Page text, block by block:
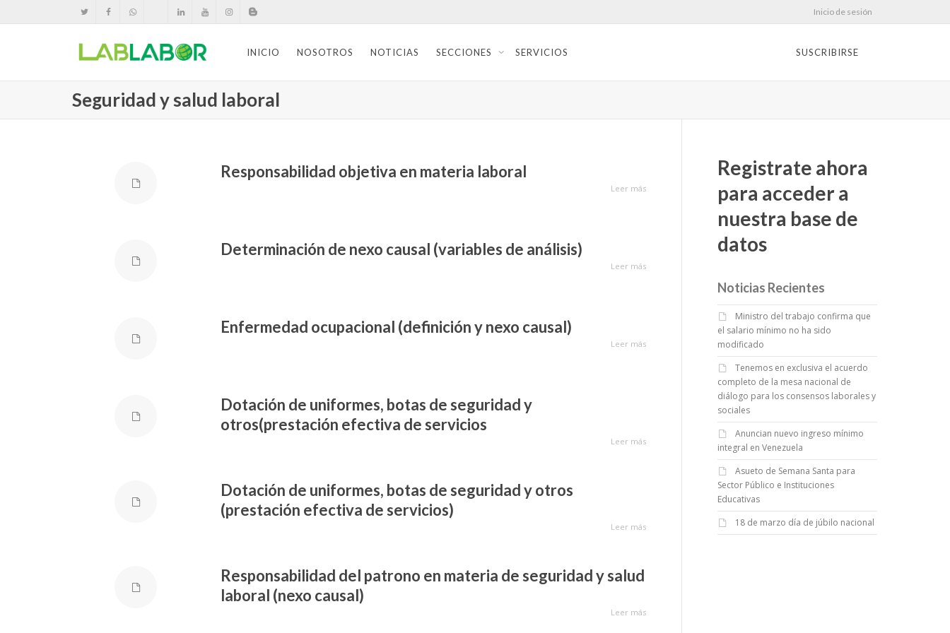
Inicio de sesión
INICIO NOSOTROS NOTICIAS SECCIONES SERVICIOS SUSCRIBIRSE
Seguridad y salud laboral
Responsabilidad objetiva en materia laboral
Leer más
Determinación de nexo causal (variables de análisis)
Leer más
Enfermedad ocupacional (definición y nexo causal)
Leer más
Dotación de uniformes, botas de seguridad y
otros(prestación efectiva de servicios
Leer más
Dotación de uniformes, botas de seguridad y otros
(prestación efectiva de servicios)
Leer más
Responsabilidad del patrono en materia de seguridad y salud
laboral (nexo causal)
Leer más
Registrate ahora
para acceder a
nuestra base de
datos
Noticias Recientes
Ministro del trabajo confirma que
el salario mínimo no ha sido
modificado
Tenemos en exclusiva el acuerdo
completo de la mesa nacional de
diálogo para los consensos laborales y
sociales
Anuncian nuevo ingreso mínimo
integral en Venezuela
Asueto de Semana Santa para
Sector Público e Instituciones
Educativas
18 de marzo día de júbilo nacional